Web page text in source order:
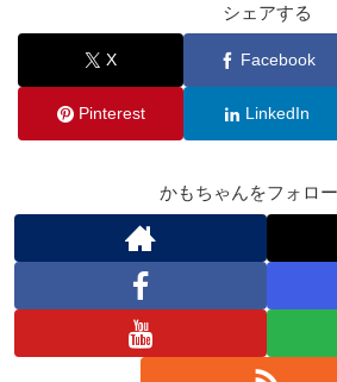
シェアする
X Facebook
Pinterest LinkedIn
かもちゃんをフォロ